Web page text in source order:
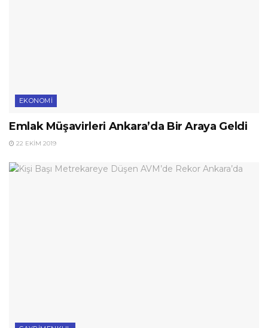
EKONOMI
Emlak Müşavirleri Ankara’da Bir Araya Geldi
22 EKIM 2019